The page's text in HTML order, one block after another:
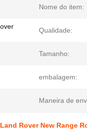
Nome do item:
Qualidade:
Tamanho:
embalagem:
Maneira de
Rover New Range